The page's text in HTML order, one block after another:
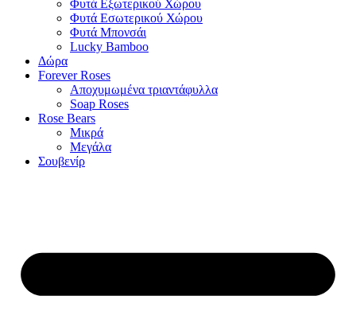
Φυτά Εξωτερικού Χώρου
Φυτά Εσωτερικού Χώρου
Φυτά Μπονσάι
Lucky Bamboo
Δώρα
Forever Roses
Αποχυμωμένα τριαντάφυλλα
Soap Roses
Rose Βears
Μικρά
Μεγάλα
Σουβενίρ